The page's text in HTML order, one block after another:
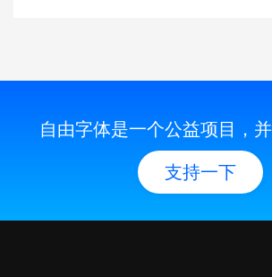
自由字体是一个公益项目，
支持一下